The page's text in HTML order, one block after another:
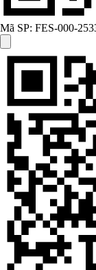
Mã SP: FES-000-